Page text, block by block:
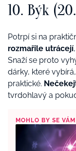
10. Býk
Potrpí si na
rozmařile utrácejí
Snaží se proto
dárky, které
praktické.
tvrdohlavý a
MOHLO BY SE